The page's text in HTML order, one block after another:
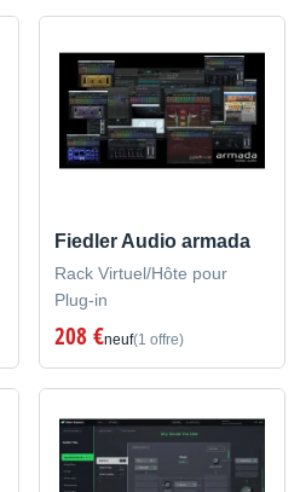
Fiedler Audio armada
Rack Virtuel/Hôte pour
Plug-in
208 €neuf(1 offre)